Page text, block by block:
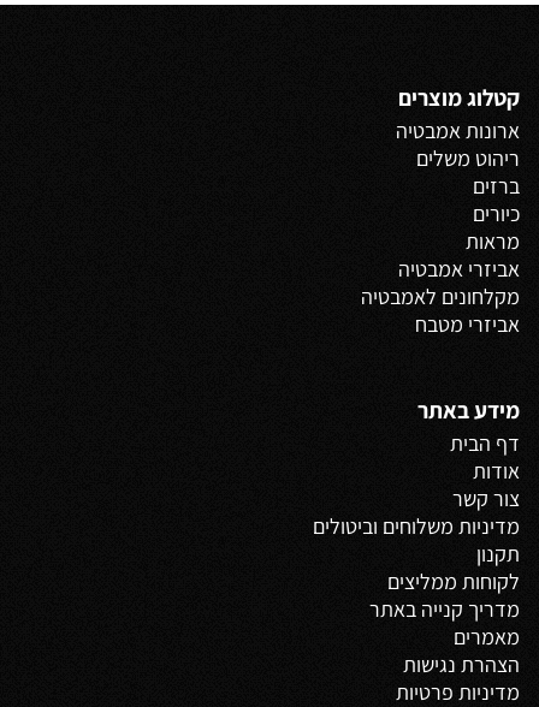
קטלוג מוצרים
ארונות אמבטיה
ריהוט משלים
ברזים
כיורים
מראות
אביזרי אמבטיה
מקלחונים לאמבטיה
אביזרי מטבח
מידע באתר
דף הבית
אודות
צור קשר
מדיניות משלוחים וביטולים
תקנון
לקוחות ממליצים
מדריך קנייה באתר
מאמרים
הצהרת נגישות
מדיניות פרטיות